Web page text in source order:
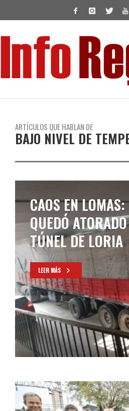
ARTÍCULOS QUE HABLAN DE
BAJO NIVEL DE
CAOS EN
QUEDÓ
TÚNEL DE LORIA
LEER MÁS